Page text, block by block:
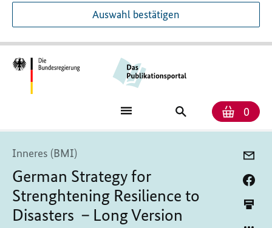
Auswahl bestätigen
0
Inneres (BMI)
German Strategy for
Strenghtening Resilience to
Disasters – Long Version